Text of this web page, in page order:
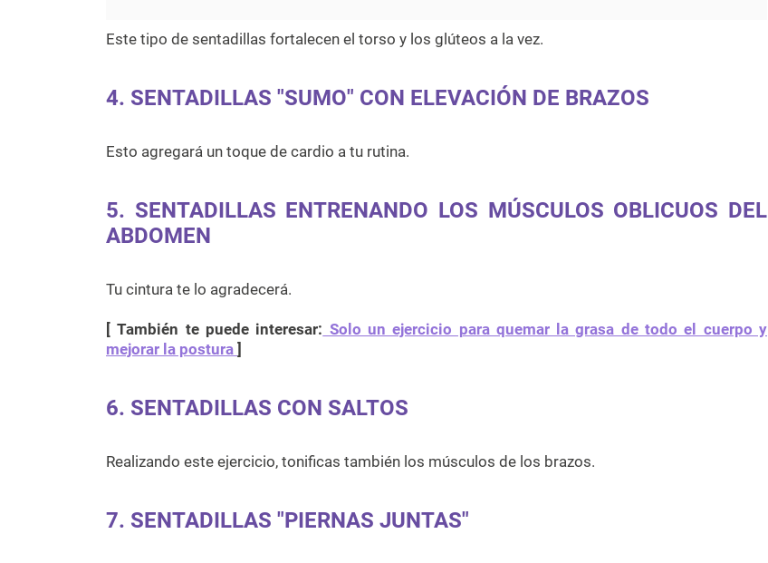
Este tipo de sentadillas fortalecen el torso y los glúteos a la vez.
4. SENTADILLAS "SUMO" CON ELEVACIÓN DE BRAZOS
Esto agregará un toque de cardio a tu rutina.
5. SENTADILLAS ENTRENANDO LOS MÚSCULOS OBLICUOS DEL
ABDOMEN
Tu cintura te lo agradecerá.
[ También te puede interesar: Solo un ejercicio para quemar la grasa de todo el cuerpo y
mejorar la postura ]
6. SENTADILLAS CON SALTOS
Realizando este ejercicio, tonificas también los músculos de los brazos.
7. SENTADILLAS "PIERNAS JUNTAS"